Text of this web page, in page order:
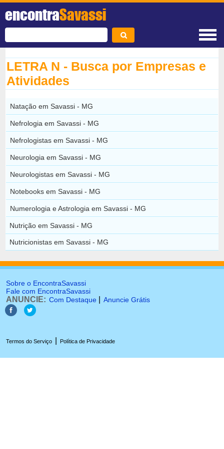
encontraSavassi
LETRA N - Busca por Empresas e
Atividades
Natação em Savassi - MG
Nefrologia em Savassi - MG
Nefrologistas em Savassi - MG
Neurologia em Savassi - MG
Neurologistas em Savassi - MG
Notebooks em Savassi - MG
Numerologia e Astrologia em Savassi - MG
Nutrição em Savassi - MG
Nutricionistas em Savassi - MG
Sobre o EncontraSavassi
Fale com EncontraSavassi
ANUNCIE: Com Destaque Anuncie Grátis
Termos do Serviço Política de Privacidade